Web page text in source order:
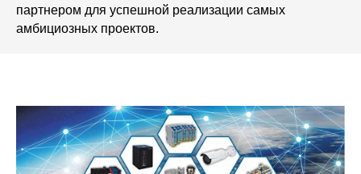
партнером для успешной реализации самых
амбициозных проектов.